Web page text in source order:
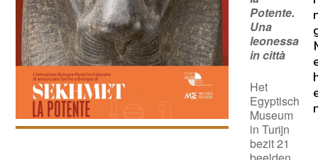
Potente.
Una
leonessa
in città
Het
Egyptisch
Museum
in Turijn
bezit 21